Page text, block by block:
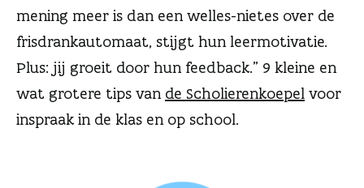
mening meer is dan een welles-nietes over de
frisdrankautomaat, stijgt hun leermotivatie.
Plus: jij groeit door hun feedback.” 9 kleine en
wat grotere tips van de Scholierenkoepel voor
inspraak in de klas en op school.